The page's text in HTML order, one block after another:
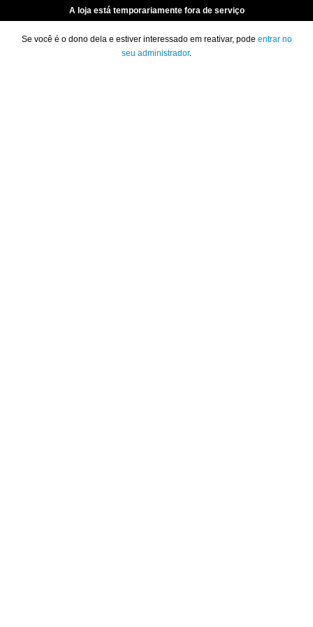
A loja está temporariamente fora de serviço
Se você é o dono dela e estiver interessado em reativar, pode entrar no
seu administrador.